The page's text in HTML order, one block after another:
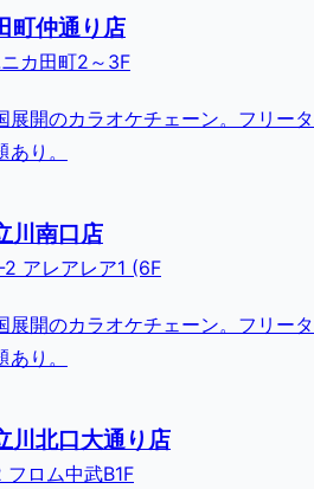
町仲通り店
カ田町2～3F
展開のカラオケチェーン。フリータ
り。
川南口店
アレアレア1 (6F
展開のカラオケチェーン。フリータ
り。
川北口大通り店
ロム中武B1F